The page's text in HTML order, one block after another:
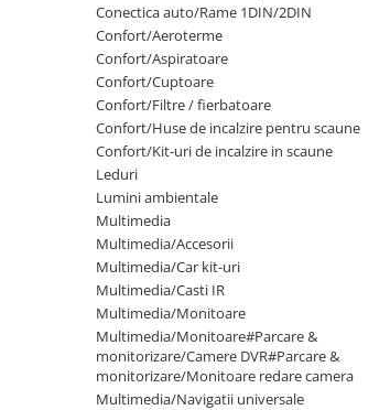
Conectica auto/Rame 1DIN/2DIN
Confort/Aeroterme
Confort/Aspiratoare
Confort/Cuptoare
Confort/Filtre / fierbatoare
Confort/Huse de incalzire pentru scaune
Confort/Kit-uri de incalzire in scaune
Leduri
Lumini ambientale
Multimedia
Multimedia/Accesorii
Multimedia/Car kit-uri
Multimedia/Casti IR
Multimedia/Monitoare
Multimedia/Monitoare#Parcare &
monitorizare/Camere DVR#Parcare &
monitorizare/Monitoare redare camera
Multimedia/Navigatii universale